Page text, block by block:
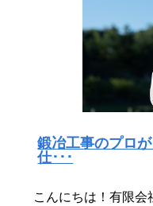
鍛冶工事のプロ
仕･･･
こんにちは！有限